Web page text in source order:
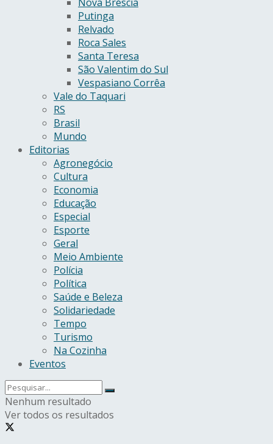
Putinga
Relvado
Roca Sales
Santa Teresa
São Valentim do Sul
Vespasiano Corrêa
Vale do Taquari
RS
Brasil
Mundo
Editorias
Agronegócio
Cultura
Economia
Educação
Especial
Esporte
Geral
Meio Ambiente
Polícia
Política
Saúde e Beleza
Solidariedade
Tempo
Turismo
Na Cozinha
Eventos
Nenhum resultado
Ver todos os resultados